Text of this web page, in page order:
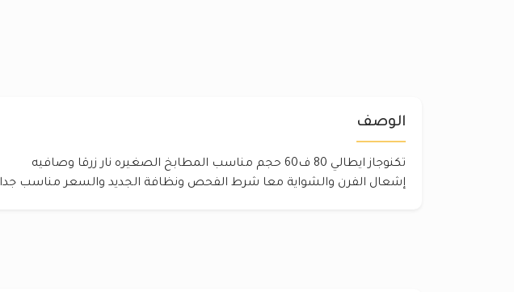
الوصف
تكنوجاز ايطالي 80 ف60 حجم مناسب المطابخ الصغيره نار زرقا وصافيه
إشعال الفرن والشواية معا شرط الفحص ونظافة الجديد والسعر مناسب جدا